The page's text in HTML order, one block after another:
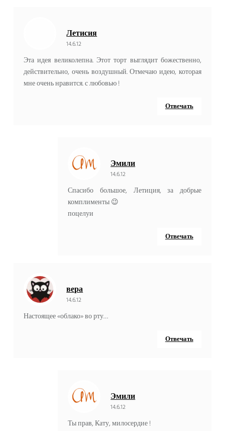
Летисия
14.6.12
Эта идея великолепна. Этот торт выглядит божественно,
действительно, очень воздушный. Отмечаю идею, которая
мне очень нравится. с любовью !
Отвечать
Эмили
14.6.12
Спасибо большое, Летиция, за добрые
комплименты 😉
поцелуи
Отвечать
вера
14.6.12
Настоящее «облако» во рту…
Отвечать
Эмили
14.6.12
Ты прав, Кату, милосердие !